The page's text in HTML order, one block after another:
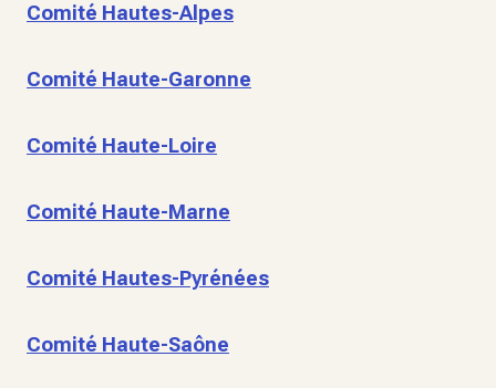
Comité Hautes-Alpes
Comité Haute-Garonne
Comité Haute-Loire
Comité Haute-Marne
Comité Hautes-Pyrénées
Comité Haute-Saône